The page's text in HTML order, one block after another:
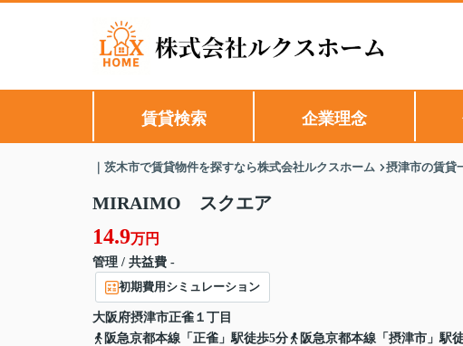
賃貸検索 企業理念
｜茨木市で賃貸物件を探すなら株式会社ルクスホーム 摂津市の賃貸
MIRAIMO スクエア
14.9万円
管理 / 共益費 -
初期費用シミュレーション
大阪府摂津市正雀 １丁目
阪急京都本線「正雀」駅徒歩5分
阪急京都本線「摂津市」駅